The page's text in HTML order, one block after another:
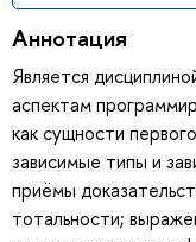
Аннотация
Является
аспектам
как сущности
зависимые типы и
приёмы
тотальности;